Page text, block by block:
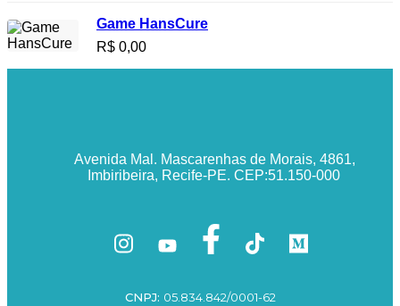
Game HansCure
R$ 0,00
Avenida Mal. Mascarenhas de Morais, 4861,
Imbiribeira, Recife-PE. CEP:51.150-000
CNPJ: 05.834.842/0001-62